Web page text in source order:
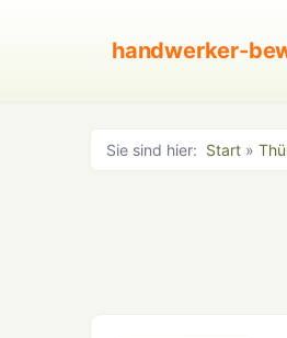
handwerker-
Sie sind hier: Start »